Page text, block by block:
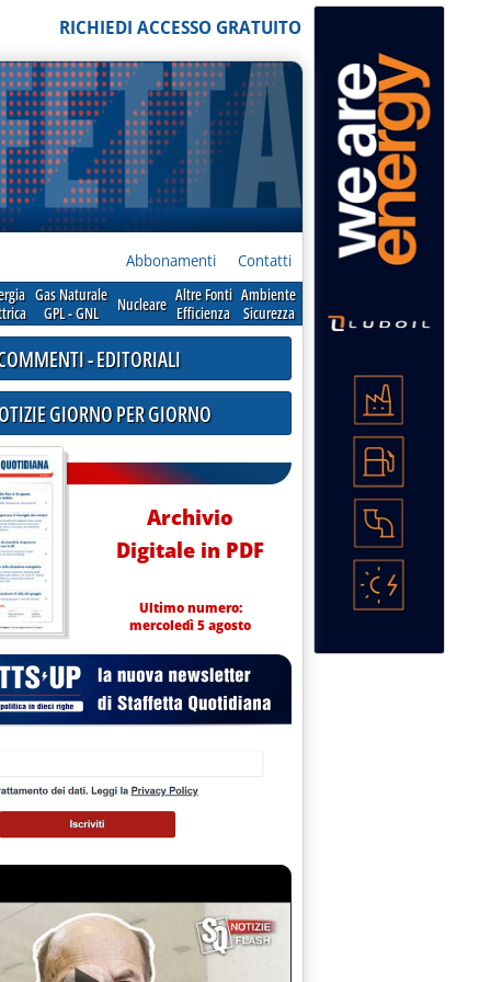
RICHIEDI ACCESSO GRATUITO
Abbonamenti Contatti
Gas Naturale
GPL - GNL
Nucleare Altre Fonti
Efficienza
Ambiente
Sicurezza
in bioraffineria. Investimento da 400 milioni di euro
10.11.
storica'
- EDITORIALI
GIORNO PER GIORNO
Archivio
Digitale in PDF
Ultimo numero:
mercoledì 5 agosto